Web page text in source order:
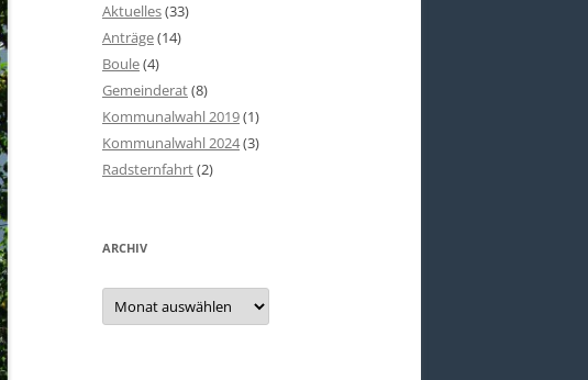
Aktuelles(33)
Anträge(14)
Boule(4)
Gemeinderat(8)
Kommunalwahl 2019(1)
Kommunalwahl 2024(3)
Radsternfahrt(2)
ARCHIV
Archiv